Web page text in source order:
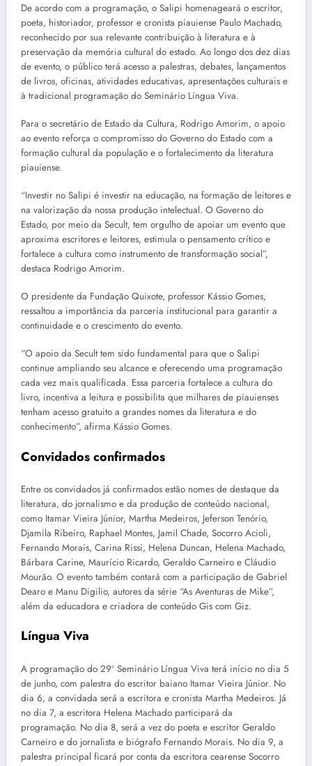
De acordo com a programação, o Salipi homenageará o escritor,
poeta, historiador, professor e cronista piauiense Paulo Machado,
reconhecido por sua relevante contribuição à literatura e à
preservação da memória cultural do estado. Ao longo dos dez dias
de evento, o público terá acesso a palestras, debates, lançamentos
de livros, oficinas, atividades educativas, apresentações culturais e
à tradicional programação do Seminário Língua Viva.
Para o secretário de Estado da Cultura, Rodrigo Amorim, o apoio
ao evento reforça o compromisso do Governo do Estado com a
formação cultural da população e o fortalecimento da literatura
piauiense.
“Investir no Salipi é investir na educação, na formação de leitores e
na valorização da nossa produção intelectual. O Governo do
Estado, por meio da Secult, tem orgulho de apoiar um evento que
aproxima escritores e leitores, estimula o pensamento crítico e
fortalece a cultura como instrumento de transformação social”,
destaca Rodrigo Amorim.
O presidente da Fundação Quixote, professor Kássio Gomes,
ressaltou a importância da parceria institucional para garantir a
continuidade e o crescimento do evento.
“O apoio da Secult tem sido fundamental para que o Salipi
continue ampliando seu alcance e oferecendo uma programação
cada vez mais qualificada. Essa parceria fortalece a cultura do
livro, incentiva a leitura e possibilita que milhares de piauienses
tenham acesso gratuito a grandes nomes da literatura e do
conhecimento”, afirma Kássio Gomes.
Convidados confirmados
Entre os convidados já confirmados estão nomes de destaque da
literatura, do jornalismo e da produção de conteúdo nacional,
como Itamar Vieira Júnior, Martha Medeiros, Jeferson Tenório,
Djamila Ribeiro, Raphael Montes, Jamil Chade, Socorro Acioli,
Fernando Morais, Carina Rissi, Helena Duncan, Helena Machado,
Bárbara Carine, Maurício Ricardo, Geraldo Carneiro e Cláudio
Mourão. O evento também contará com a participação de Gabriel
Dearo e Manu Digilio, autores da série “As Aventuras de Mike”,
além da educadora e criadora de conteúdo Gis com Giz.
Língua Viva
A programação do 29º Seminário Língua Viva terá início no dia 5
de junho, com palestra do escritor baiano Itamar Vieira Júnior. No
dia 6, a convidada será a escritora e cronista Martha Medeiros. Já
no dia 7, a escritora Helena Machado participará da
programação. No dia 8, será a vez do poeta e escritor Geraldo
Carneiro e do jornalista e biógrafo Fernando Morais. No dia 9, a
palestra principal ficará por conta da escritora cearense Socorro